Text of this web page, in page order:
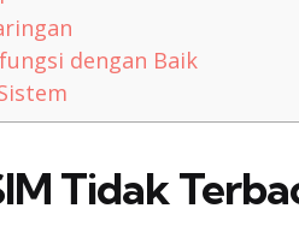
dengan Baik
Tidak